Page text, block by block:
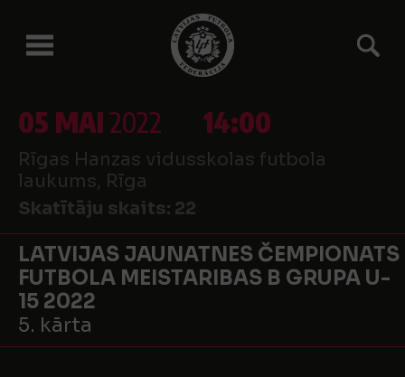
05 MAI2022 14:00
Rīgas Hanzas vidusskolas futbola
laukums, Rīga
Skatītāju skaits: 22
LATVIJAS JAUNATNES ČEMPIONATS
FUTBOLA MEISTARIBAS B GRUPA U-
15 2022
5. kārta